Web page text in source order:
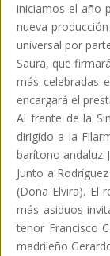
iniciamos el año
nueva
universal por
Saura, que
más celebradas
encargará el
Al frente de la
dirigido a la
barítono andaluz
Junto a
(Doña Elvira). El
más asiduos
tenor Francisco
madrileño